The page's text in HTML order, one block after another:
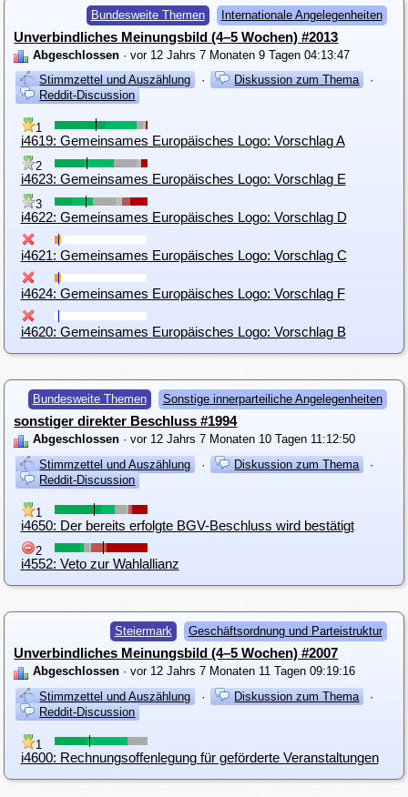
Bundesweite Themen Internationale Angelegenheiten
Unverbindliches Meinungsbild (4–5 Wochen) #2013
Abgeschlossen · vor 12 Jahrs 7 Monaten 9 Tagen 04:13:47
Stimmzettel und Auszählung
· Diskussion zum Thema
·
Reddit-Discussion
1
i4619: Gemeinsames Europäisches Logo: Vorschlag A
2
i4623: Gemeinsames Europäisches Logo: Vorschlag E
3
i4622: Gemeinsames Europäisches Logo: Vorschlag D
i4621: Gemeinsames Europäisches Logo: Vorschlag C
i4624: Gemeinsames Europäisches Logo: Vorschlag F
i4620: Gemeinsames Europäisches Logo: Vorschlag B
Bundesweite Themen Sonstige innerparteiliche Angelegenheiten
sonstiger direkter Beschluss #1994
Abgeschlossen · vor 12 Jahrs 7 Monaten 10 Tagen 11:12:50
Stimmzettel und Auszählung
· Diskussion zum Thema
·
Reddit-Discussion
1
i4650: Der bereits erfolgte BGV-Beschluss wird bestätigt
2
i4552: Veto zur Wahlallianz
Steiermark Geschäftsordnung und Parteistruktur
Unverbindliches Meinungsbild (4–5 Wochen) #2007
Abgeschlossen · vor 12 Jahrs 7 Monaten 11 Tagen 09:19:16
Stimmzettel und Auszählung
· Diskussion zum Thema
·
Reddit-Discussion
1
i4600: Rechnungsoffenlegung für geförderte Veranstaltungen